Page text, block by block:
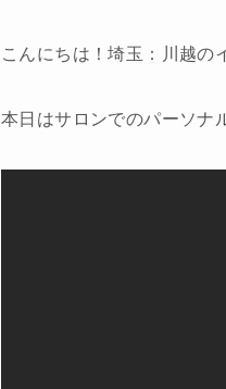
こんにちは！埼玉：川越の
本日はサロンでのパーソナ